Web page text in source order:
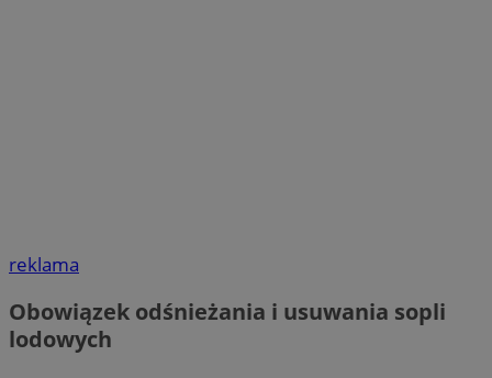
reklama
Obowiązek odśnieżania i usuwania sopli
lodowych